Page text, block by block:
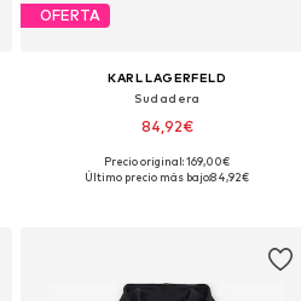
OFERTA
KARL LAGERFELD
Sudadera
84,92€
Tallas disponibles: S, M, L, XL
Precio original: 169,00€
Último precio más bajo:84,92€